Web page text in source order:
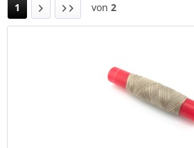
1 von 2